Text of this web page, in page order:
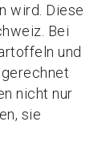
wird. Diese
Bei
und
nicht nur
sie